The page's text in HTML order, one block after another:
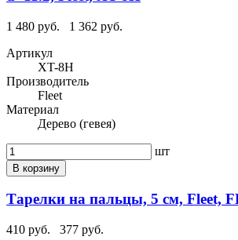
1 480 руб.
1 362 руб.
Артикул
XT-8H
Производитель
Fleet
Материал
Дерево (гевея)
шт
В корзину
Тарелки на пальцы, 5 см, Fleet,
410 руб.
377 руб.